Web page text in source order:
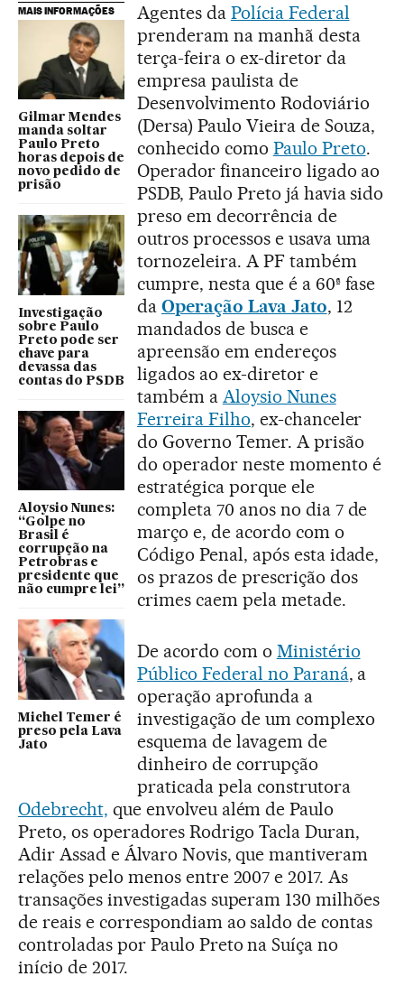
MAIS INFORMAÇÕES
Gilmar Mendes
manda soltar
Paulo Preto
horas depois de
novo pedido de
prisão
Investigação
sobre Paulo
Preto pode ser
chave para
devassa das
contas do PSDB
Aloysio Nunes:
“Golpe no
Brasil é
corrupção na
Petrobras e
presidente que
não cumpre lei”
Michel Temer é
preso pela Lava
Jato
Agentes da Polícia Federal
prenderam na manhã desta
terça-feira o ex-diretor da
empresa paulista de
Desenvolvimento Rodoviário
(Dersa) Paulo Vieira de Souza,
conhecido como Paulo Preto.
Operador financeiro ligado ao
PSDB, Paulo Preto já havia sido
preso em decorrência de
outros processos e usava uma
tornozeleira. A PF também
cumpre, nesta que é a 60ª fase
da Operação Lava Jato, 12
mandados de busca e
apreensão em endereços
ligados ao ex-diretor e
também a Aloysio Nunes
Ferreira Filho, ex-chanceler
do Governo Temer. A prisão
do operador neste momento é
estratégica porque ele
completa 70 anos no dia 7 de
março e, de acordo com o
Código Penal, após esta idade,
os prazos de prescrição dos
crimes caem pela metade.
De acordo com o Ministério
Público Federal no Paraná, a
operação aprofunda a
investigação de um complexo
esquema de lavagem de
dinheiro de corrupção
praticada pela construtora
Odebrecht, que envolveu além de Paulo
Preto, os operadores Rodrigo Tacla Duran,
Adir Assad e Álvaro Novis, que mantiveram
relações pelo menos entre 2007 e 2017. As
transações investigadas superam 130 milhões
de reais e correspondiam ao saldo de contas
controladas por Paulo Preto na Suíça no
início de 2017.